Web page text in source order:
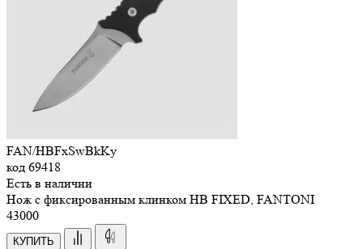
FAN/HBFxSwBkKy
код 69418
Есть в наличии
Нож с фиксированным клинком HB FIXED, FANTONI
43000
КУПИТЬ